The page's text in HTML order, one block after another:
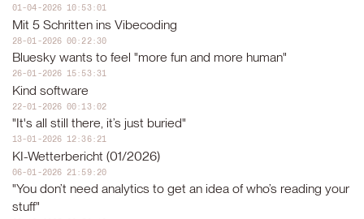
01-04-2026 10:53:01
Mit 5 Schritten ins Vibecoding
28-01-2026 00:22:30
Bluesky wants to feel "more fun and more human"
26-01-2026 15:53:31
Kind software
22-01-2026 00:13:02
"It's all still there, it’s just buried"
13-01-2026 12:36:21
KI-Wetterbericht (01/2026)
06-01-2026 21:59:20
"You don’t need analytics to get an idea of who’s reading your
stuff"